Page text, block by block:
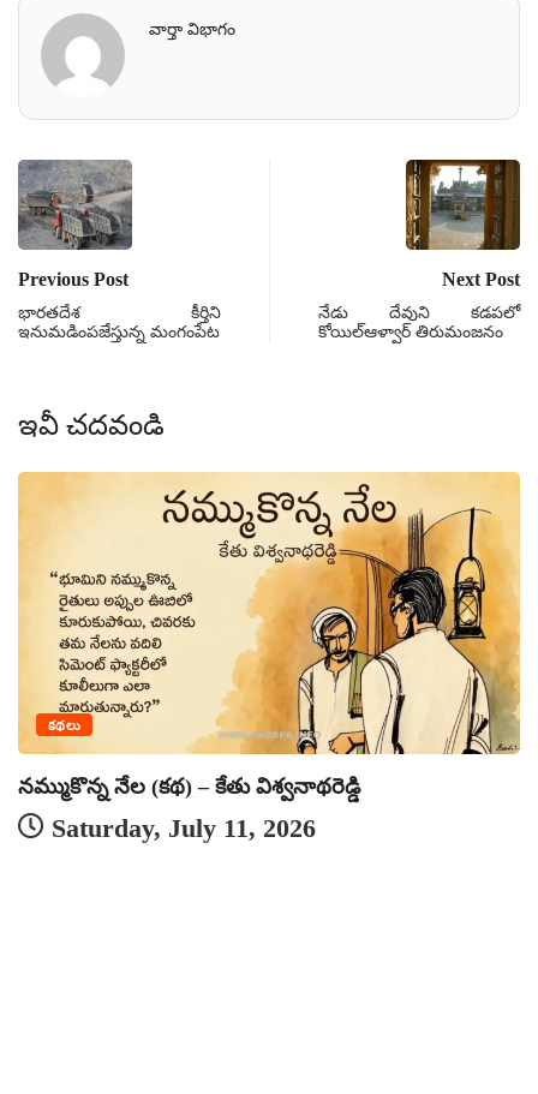
వార్తా విభాగం
Previous Post
భారతదేశ కీర్తిని
ఇనుమడింపజేస్తున్న మంగంపేట
Next Post
నేడు దేవుని కడపలో
కోయిల్ఆళ్వార్ తిరుమంజనం
ఇవీ చదవండి
కథలు
నమ్ముకొన్న నేల (కథ) – కేతు విశ్వనాథరెడ్డి
Saturday, July 11, 2026